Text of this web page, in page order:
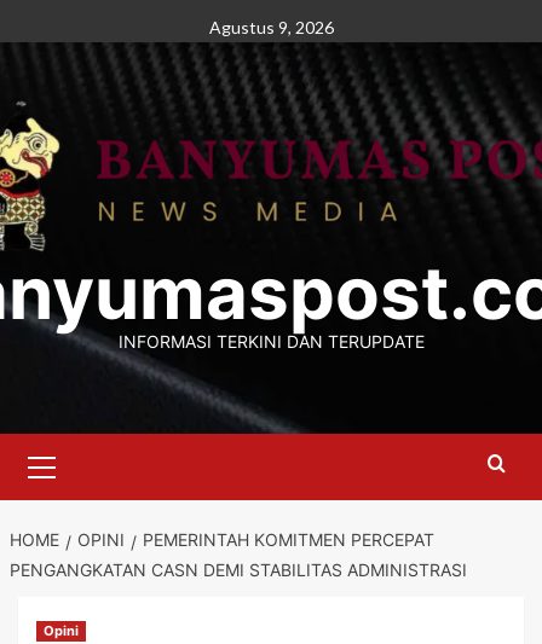
to
Agustus 9, 2026
INFORMASI TERKINI DAN TERUPDATE
Menu
HOME OPINI
PEMERINTAH KOMITMEN PERCEPAT
PENGANGKATAN CASN DEMI STABILITAS ADMINISTRASI
Opini